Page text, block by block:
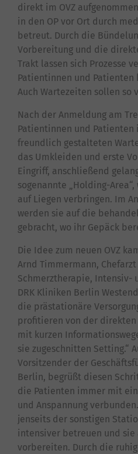
direkt im OVZ
in den OP vor Ort durch
betreut. Durch die
Vorbereitung und die
Trakt lassen sich Prozesse
Patientinnen und
Auch Wartezeiten sollen so
Nach der Anmeldung am
Patientinnen und Patienten
freundlich gestalteten
das Umkleiden und erste
Eingriff, anschließend
sogenannte „Holding-
auf Liegen verbringen. Im
werden sie auf die
gebracht, wo ihr Gepäck
Die Idee zum neuen OVZ
Arnd Timmermann,
Schmerztherapie,
DRK Kliniken Berlin
die prästationäre
profitieren von der direkten
mit kurzen
sie zugeschnitten Setting.“
Vorsitzender der
Berlin, begrüßt diesen
die Patienten immer mit
und Anspannung
jenseits der sonstigen
intensiver betreuen und
vorbereiten. Durch die